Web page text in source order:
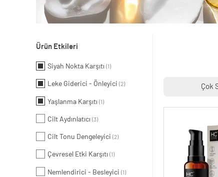
Ürün Etkileri
Siyah Nokta Karşıtı (1)
Leke Giderici - Önleyici (2)
Yaşlanma Karşıtı (1)
Cilt Aydınlatıcı (3)
Cilt Tonu Dengeleyici (2)
Çevresel Etki Karşıtı (1)
Nemlendirici - Besleyici (1)
Çok